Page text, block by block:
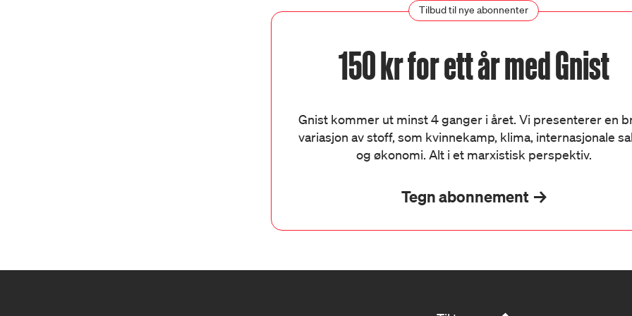
Tilbud til nye abonnenter
150 kr for ett år med Gnist
Gnist kommer ut minst 4 ganger i året. Vi presenterer en
variasjon av stoff, som kvinnekamp, klima, internasjonale
og økonomi. Alt i et marxistisk perspektiv.
Tegn abonnement